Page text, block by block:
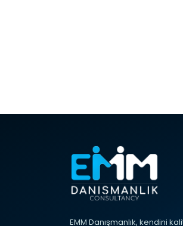
EMM Danışmanlık, kendini